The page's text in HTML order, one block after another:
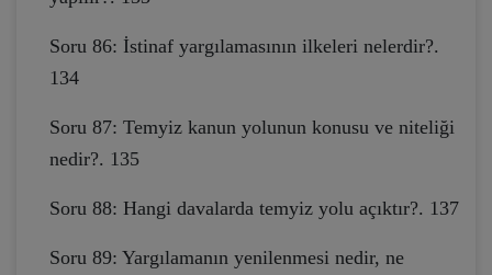
Soru 86: İstinaf yargılamasının ilkeleri nelerdir?.
134
Soru 87: Temyiz kanun yolunun konusu ve niteliği
nedir?. 135
Soru 88: Hangi davalarda temyiz yolu açıktır?. 137
Soru 89: Yargılamanın yenilenmesi nedir, ne